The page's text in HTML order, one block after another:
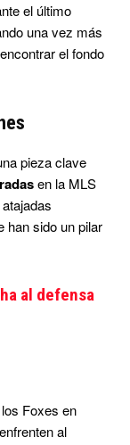
el último
una vez más
el fondo
pieza clave
en la MLS
han sido un pilar
al defensa
Foxes en
al